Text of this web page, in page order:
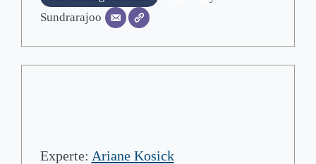
Sundrarajoo
Experte: Ariane Kosick